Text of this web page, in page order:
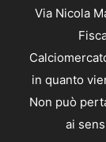
Via Nicola
in quanto
Non può
ai